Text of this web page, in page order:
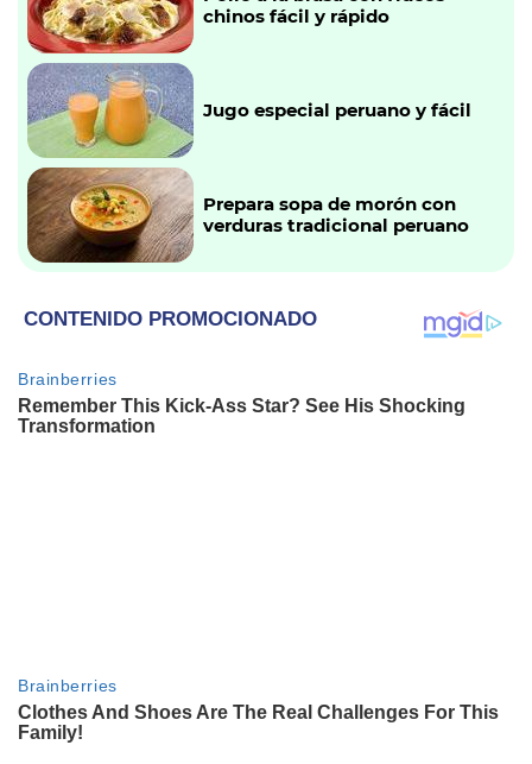
chinos fácil y rápido
Jugo especial peruano y fácil
Prepara sopa de morón con
verduras tradicional peruano